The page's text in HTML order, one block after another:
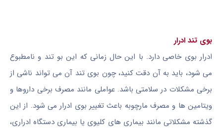
بوی تند ادرار
ادرار بوی خاصی دارد. با این حال زمانی که این بو تند و نامطبوع
می شود، باید به آن دقت کنید، چون بوی تند آن می تواند ناشی از
برخی مشکلات در سلامتی باشد. عواملی مانند مصرف برخی داروها و
ویتامین ها و مصرف مارچوبه باعث تغییر بوی ادرار می شود. از این
گذشته مشکلاتی مانند بیماری های کلیوی یا بیماری دستگاه ادراری،